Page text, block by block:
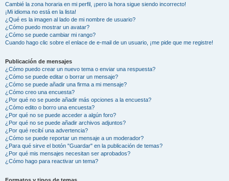
Cambié la zona horaria en mi perfil, ¡pero la hora sigue siendo incorrecto!
¡Mi idioma no está en la lista!
¿Qué es la imagen al lado de mi nombre de usuario?
¿Cómo puedo mostrar un avatar?
¿Cómo se puede cambiar mi rango?
Cuando hago clic sobre el enlace de e-mail de un usuario, ¡me pide que me registre!
Publicación de mensajes
¿Cómo puedo crear un nuevo tema o enviar una respuesta?
¿Cómo se puede editar o borrar un mensaje?
¿Cómo se puede añadir una firma a mi mensaje?
¿Cómo creo una encuesta?
¿Por qué no se puede añadir más opciones a la encuesta?
¿Cómo edito o borro una encuesta?
¿Por qué no se puede acceder a algún foro?
¿Por qué no se puede añadir archivos adjuntos?
¿Por qué recibí una advertencia?
¿Cómo se puede reportar un mensaje a un moderador?
¿Para qué sirve el botón "Guardar" en la publicación de temas?
¿Por qué mis mensajes necesitan ser aprobados?
¿Cómo hago para reactivar un tema?